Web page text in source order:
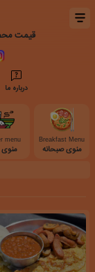
قیمت
درباره ما
Breakfast Menu
منوی صبحانه
menu